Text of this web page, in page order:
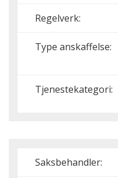
Regelverk:
Type anskaffelse:
Tjenestekategori:
Saksbehandler: